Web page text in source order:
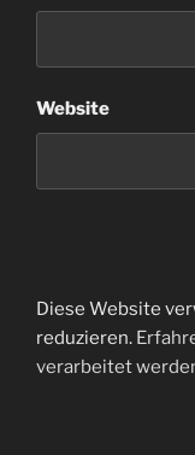
Website
Diese Website
reduzieren.
verarbeitet